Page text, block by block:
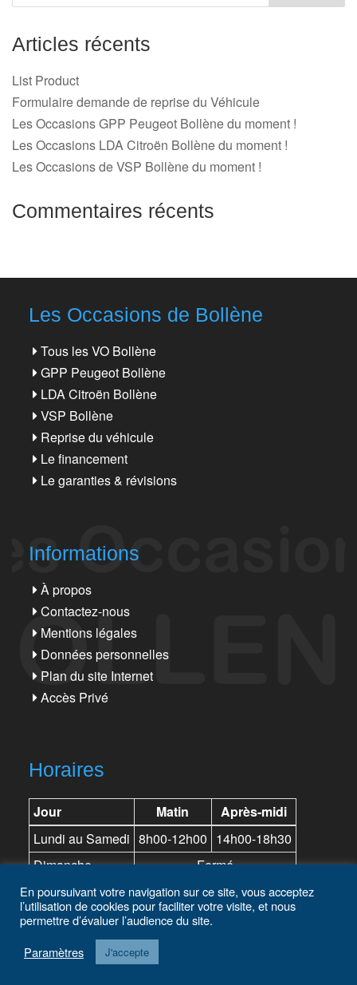
Articles récents
List Product
Formulaire demande de reprise du Véhicule
Les Occasions GPP Peugeot Bollène du moment !
Les Occasions LDA Citroën Bollène du moment !
Les Occasions de VSP Bollène du moment !
Commentaires récents
Les Occasions de Bollène
Tous les VO Bollène
GPP Peugeot Bollène
LDA Citroën Bollène
VSP Bollène
Reprise du véhicule
Le financement
Le garanties & révisions
Informations
À propos
Contactez-nous
Mentions légales
Données personnelles
Plan du site Internet
Accès Privé
Horaires
Jour Matin
Après-midi
Lundi au Samedi 8h00-12h00 14h00-18h30
Dimanche
Fermé
© Copyright 2022GGP Peugeot Bollène, LDA Citroën Bollène, VSP
Bollène, Les Véhicules d'occasion
En poursuivant votre navigation sur ce site, vous acceptez
l’utilisation de cookies pour faciliter votre visite, et nous
permettre d’évaluer l’audience du site.
Paramètres
J'accepte